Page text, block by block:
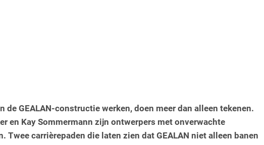
de GEALAN-constructie werken, doen meer dan alleen tekenen.
en Kay Sommermann zijn ontwerpers met onverwachte
Twee carrièrepaden die laten zien dat GEALAN niet alleen banen